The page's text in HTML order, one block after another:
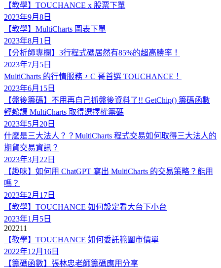
【教學】TOUCHANCE x 股票下單
2023年9月8日
【教學】MultiCharts 圖表下單
2023年8月1日
【分析師專欄】3行程式碼居然有85%的超高勝率！
2023年7月5日
MultiCharts 的行情服務，C 哥首選 TOUCHANCE！
2023年6月15日
【盤後籌碼】不用再自己抓盤後資料了!! GetChip() 籌碼函數
輕鬆讓 MultiCharts 取得選擇權籌碼
2023年5月20日
什麽是三大法人？？MultiCharts 程式交易如何取得三大法人的
期貨交易資訊？
2023年3月22日
【趣味】如何用 ChatGPT 寫出 MultiCharts 的交易策略？能用
嗎？
2023年2月17日
【教學】TOUCHANCE 如何設定看大台下小台
2023年1月5日
202211
【教學】TOUCHANCE 如何委託範圍市價單
2022年12月16日
【籌碼函數】張林忠老師籌碼應用分享